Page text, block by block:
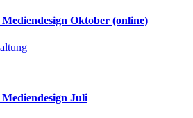
Oktober (online)
Juli